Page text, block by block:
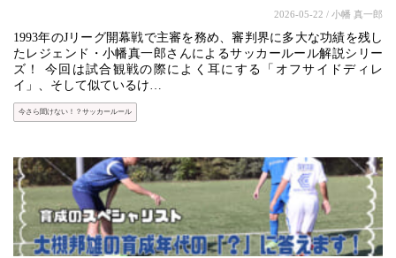
2026-05-22 / 小幡 真一郎
1993年のJリーグ開幕戦で主審を務め、審判界に多大な功績を残し
たレジェンド・小幡真一郎さんによるサッカールール解説シリー
ズ！ 今回は試合観戦の際によく耳にする「オフサイドディレ
イ」、そして似ているけ…
今さら聞けない！？サッカールール